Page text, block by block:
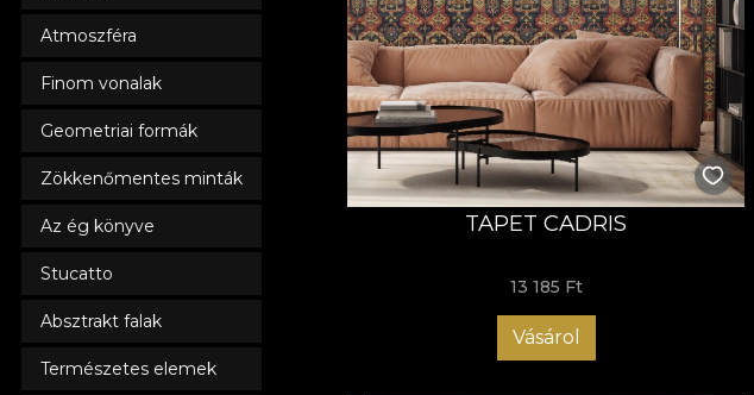
Atmoszféra
Finom vonalak
Geometriai formák
Zökkenőmentes minták
Az ég könyve
Stucatto
Absztrakt falak
Természetes elemek
TAPET CADRIS
13 185 Ft
Vásárol